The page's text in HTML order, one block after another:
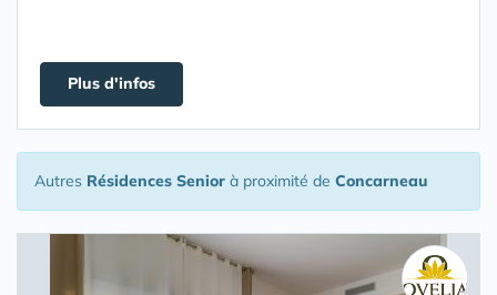
Plus d'infos
Autres Résidences Senior à proximité de Concarneau